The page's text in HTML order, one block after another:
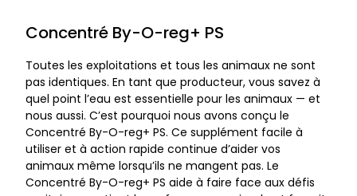
Concentré By-O-reg+ PS
Toutes les exploitations et tous les animaux ne sont
pas identiques. En tant que producteur, vous savez à
quel point l’eau est essentielle pour les animaux — et
nous aussi. C’est pourquoi nous avons conçu le
Concentré By-O-reg+ PS. Ce supplément facile à
utiliser et à action rapide continue d’aider vos
animaux même lorsqu’ils ne mangent pas. Le
Concentré By-O-reg+ PS aide à faire face aux défis